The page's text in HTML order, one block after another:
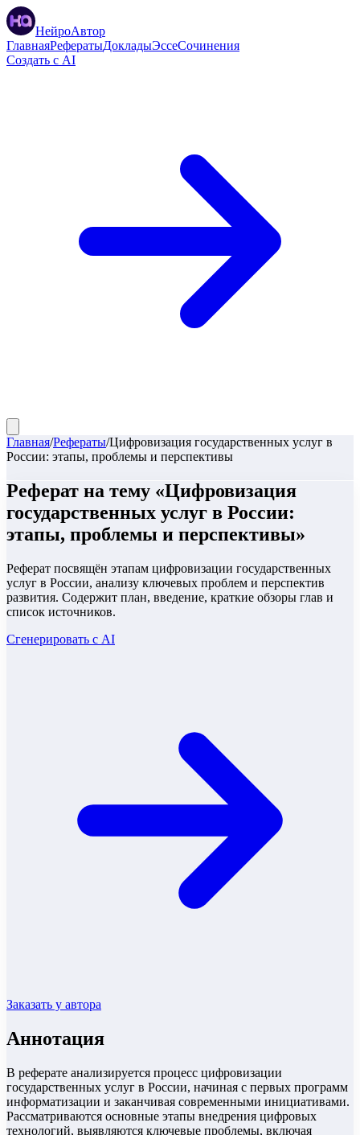
НейроАвтор
ГлавнаяРефератыДокладыЭссеСочинения
Создать с AI
Главная/Рефераты/Цифровизация государственных услуг в
России: этапы, проблемы и перспективы
Реферат на тему «Цифровизация
государственных услуг в России:
этапы, проблемы и перспективы»
Реферат посвящён этапам цифровизации государственных
услуг в России, анализу ключевых проблем и перспектив
развития. Содержит план, введение, краткие обзоры глав и
список источников.
Сгенерировать с AI
Заказать у автора
Аннотация
В реферате анализируется процесс цифровизации
государственных услуг в России, начиная с первых программ
информатизации и заканчивая современными инициативами.
Рассматриваются основные этапы внедрения цифровых
технологий, выявляются ключевые проблемы, включая